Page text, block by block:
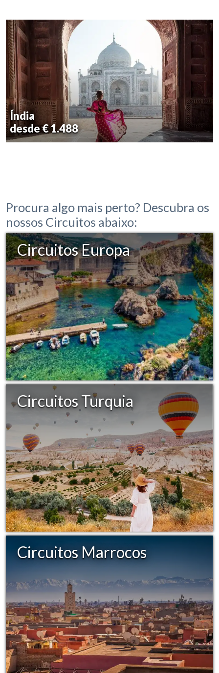
Índia
desde € 1.488
Procura algo mais perto? Descubra os
nossos Circuitos abaixo:
Circuitos Europa
Circuitos Turquia
Circuitos Marrocos